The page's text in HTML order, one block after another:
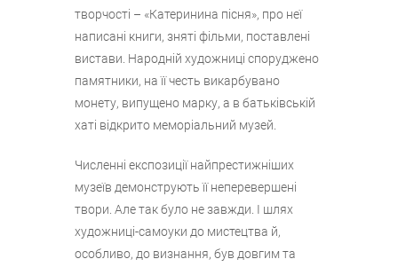
творчості – «Катеринина пісня», про неї
написані книги, зняті фільми, поставлені
вистави. Народній художниці споруджено
памятники, на її честь викарбувано
монету, випущено марку, а в батьківській
хаті відкрито меморіальний музей.
Численні експозиції найпрестижніших
музеїв демонструють її неперевершені
твори. Але так було не завжди. І шлях
художниці-самоуки до мистецтва й,
особливо, до визнання, був довгим та